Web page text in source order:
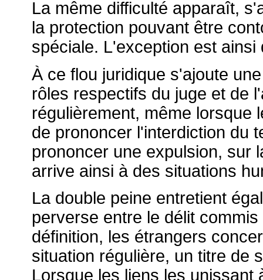
La même difficulté apparaît,
la protection pouvant être
spéciale. L'exception est
À ce flou juridique s'ajoute
rôles respectifs du juge et de
régulièrement, même lorsque
de prononcer l'interdiction du
prononcer une expulsion, sur
arrive ainsi à des situations
La double peine entretient
perverse entre le délit
définition, les étrangers
situation régulière, un titre de
Lorsque les liens les